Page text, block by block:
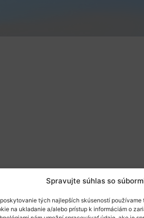
Spravujte súhlas so
tých najlepších skúseností používame
na ukladanie a/alebo prístup k informáciám o
tematický webinárzameraný na